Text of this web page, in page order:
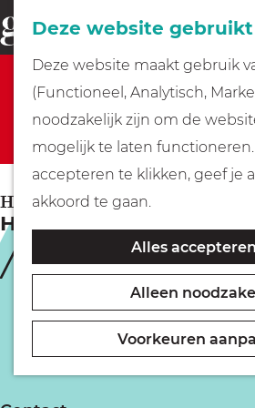
Deze website
Deze website maakt gebruik
(Functioneel, Analytisch,
noodzakelijk zijn om de
mogelijk te laten
accepteren te klikken, geef je
akkoord te gaan.
Alles accepteren
Alleen
Voorkeuren
G
a
r
d
h
Naar
o
e
k
e
n
Sorry, deze activiteit is niet
Bekijk hetactuele aanbod
opties.
Het Ongeziene
HUIZEN